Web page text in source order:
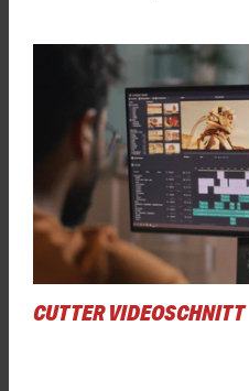
CUTTER VIDEOSCHNITT